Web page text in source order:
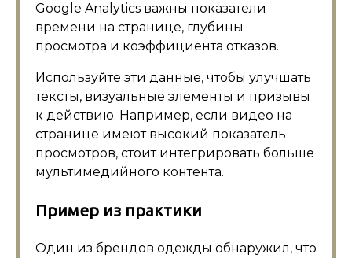
Google Analytics важны показатели
времени на странице, глубины
просмотра и коэффициента отказов.
Используйте эти данные, чтобы улучшать
тексты, визуальные элементы и призывы
к действию. Например, если видео на
странице имеют высокий показатель
просмотров, стоит интегрировать больше
мультимедийного контента.
Пример из практики
Один из брендов одежды обнаружил, что